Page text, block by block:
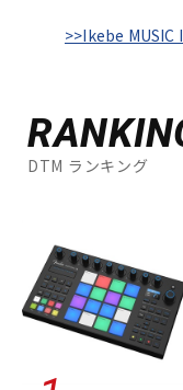
>>Ikebe MUSIC
DTM ランキング